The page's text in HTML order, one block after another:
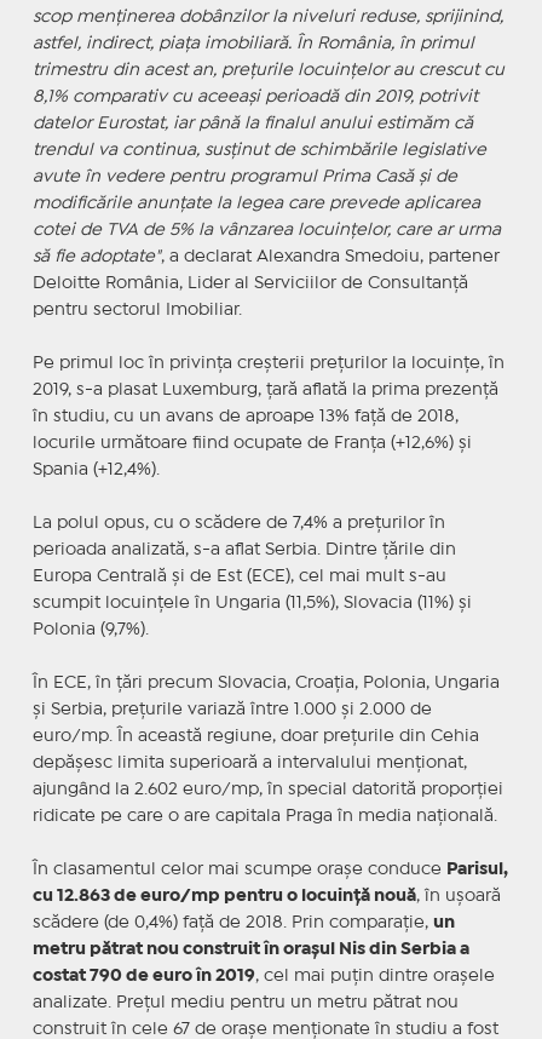
scop menţinerea dobânzilor la niveluri reduse, sprijinind,
astfel, indirect, piaţa imobiliară. În România, în primul
trimestru din acest an, preţurile locuinţelor au crescut cu
8,1% comparativ cu aceeaşi perioadă din 2019, potrivit
datelor Eurostat, iar până la finalul anului estimăm că
trendul va continua, susţinut de schimbările legislative
avute în vedere pentru programul Prima Casă şi de
modificările anunţate la legea care prevede aplicarea
cotei de TVA de 5% la vânzarea locuinţelor, care ar urma
să fie adoptate", a declarat Alexandra Smedoiu, partener
Deloitte România, Lider al Serviciilor de Consultanţă
pentru sectorul Imobiliar.
Pe primul loc în privinţa creşterii preţurilor la locuinţe, în
2019, s-a plasat Luxemburg, ţară aflată la prima prezenţă
în studiu, cu un avans de aproape 13% faţă de 2018,
locurile următoare fiind ocupate de Franţa (+12,6%) şi
Spania (+12,4%).
La polul opus, cu o scădere de 7,4% a preţurilor în
perioada analizată, s-a aflat Serbia. Dintre ţările din
Europa Centrală şi de Est (ECE), cel mai mult s-au
scumpit locuinţele în Ungaria (11,5%), Slovacia (11%) şi
Polonia (9,7%).
În ECE, în ţări precum Slovacia, Croaţia, Polonia, Ungaria
şi Serbia, preţurile variază între 1.000 şi 2.000 de
euro/mp. În această regiune, doar preţurile din Cehia
depăşesc limita superioară a intervalului menţionat,
ajungând la 2.602 euro/mp, în special datorită proporţiei
ridicate pe care o are capitala Praga în media naţională.
În clasamentul celor mai scumpe oraşe conduce
Parisul,
cu 12.863 de euro/mp pentru o locuinţă nouă, în uşoară
scădere (de 0,4%) faţă de 2018. Prin comparaţie, un
metru pătrat nou construit în oraşul Nis din Serbia a
costat 790 de euro în 2019, cel mai puţin dintre oraşele
analizate. Preţul mediu pentru un metru pătrat nou
construit în cele 67 de oraşe menţionate în studiu a fost